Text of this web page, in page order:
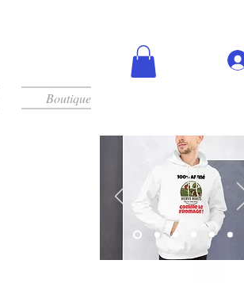
Boutique